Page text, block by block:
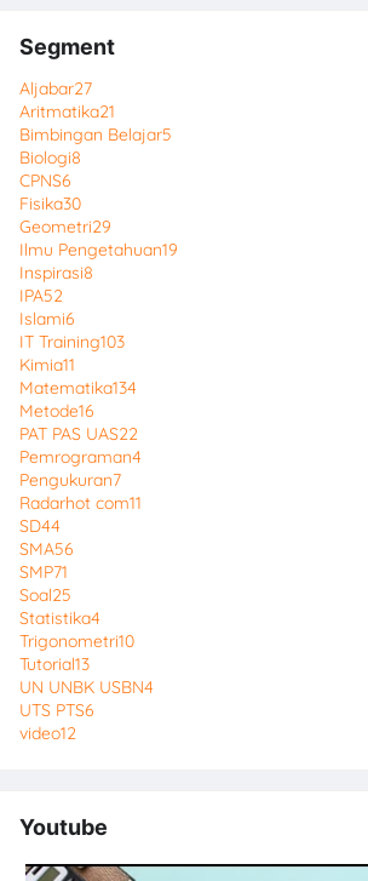
Segment
Aljabar27
Aritmatika21
Bimbingan Belajar5
Biologi8
CPNS6
Fisika30
Geometri29
Ilmu Pengetahuan19
Inspirasi8
IPA52
Islami6
IT Training103
Kimia11
Matematika134
Metode16
PAT PAS UAS22
Pemrograman4
Pengukuran7
Radarhot com11
SD44
SMA56
SMP71
Soal25
Statistika4
Trigonometri10
Tutorial13
UN UNBK USBN4
UTS PTS6
video12
Youtube